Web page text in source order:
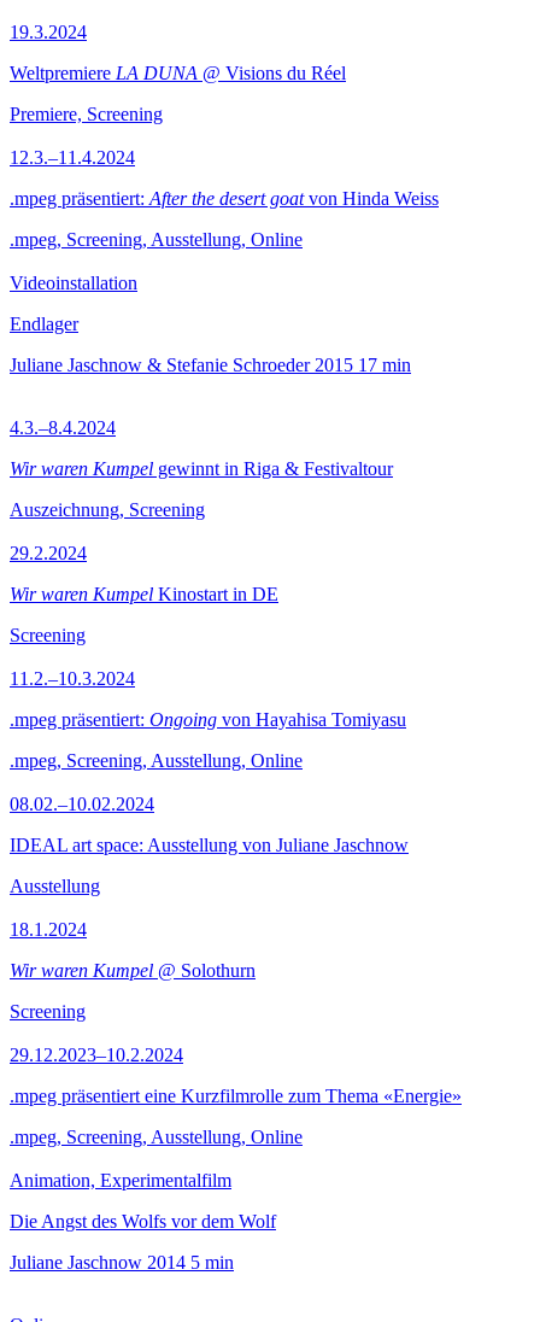
19.3.2024
Weltpremiere LA DUNA @ Visions du Réel
Premiere, Screening
12.3.–11.4.2024
.mpeg präsentiert: After the desert goatvon Hinda Weiss
.mpeg, Screening, Ausstellung, Online
Videoinstallation
Endlager
Juliane Jaschnow & Stefanie Schroeder 2015 17 min
4.3.–8.4.2024
Wir waren Kumpel gewinnt in Riga & Festivaltour
Auszeichnung, Screening
29.2.2024
Wir waren Kumpel Kinostart in DE
Screening
11.2.–10.3.2024
.mpeg präsentiert: Ongoing von Hayahisa Tomiyasu
.mpeg, Screening, Ausstellung, Online
08.02.–10.02.2024
IDEAL art space: Ausstellung von Juliane Jaschnow
Ausstellung
18.1.2024
Wir waren Kumpel @ Solothurn
Screening
29.12.2023–10.2.2024
.mpeg präsentiert eine Kurzfilmrolle zum Thema «Energie»
.mpeg, Screening, Ausstellung, Online
Animation, Experimentalfilm
Die Angst des Wolfs vor dem Wolf
Juliane Jaschnow 2014 5 min